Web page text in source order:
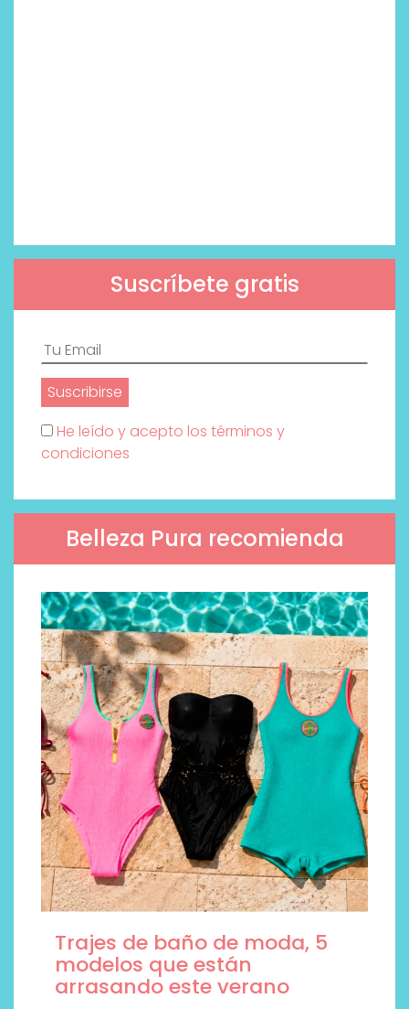
Suscríbete gratis
He leído y acepto los términos y
condiciones
Belleza Pura recomienda
Trajes de baño de moda, 5
modelos que están
arrasando este verano